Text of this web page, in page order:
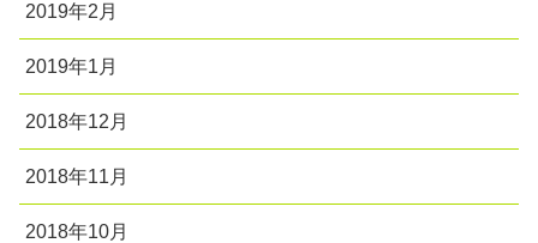
2019年2月
2019年1月
2018年12月
2018年11月
2018年10月